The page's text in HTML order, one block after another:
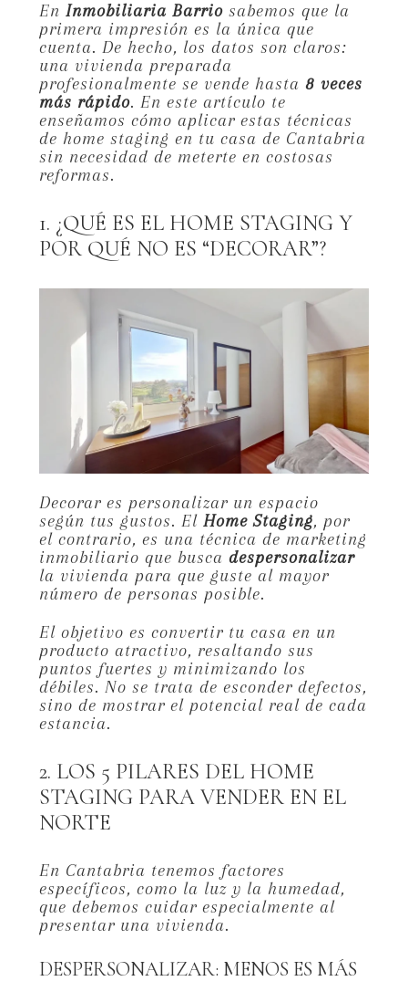
EnInmobiliaria Barrio sabemos que la
primera impresión es la única que
cuenta. De hecho, los datos son claros:
una vivienda preparada
profesionalmente se vende hasta8 veces
más rápido. En este artículo te
enseñamos cómo aplicar estas técnicas
de home staging en tu casa de Cantabria
sin necesidad de meterte en costosas
reformas.
1. ¿QUÉ ES EL HOME STAGING Y
POR QUÉ NO ES “DECORAR”?
Decorar es personalizar un espacio
según tus gustos. ElHome Staging, por
el contrario, es una técnica de marketing
inmobiliario que buscadespersonalizar
la vivienda para que guste al mayor
número de personas posible.
El objetivo es convertir tu casa en un
producto atractivo, resaltando sus
puntos fuertes y minimizando los
débiles. No se trata de esconder defectos,
sino de mostrar el potencial real de cada
estancia.
2. LOS 5 PILARES DEL HOME
STAGING PARA VENDER EN EL
NORTE
En Cantabria tenemos factores
específicos, como la luz y la humedad,
que debemos cuidar especialmente al
presentar una vivienda.
DESPERSONALIZAR: MENOS ES MÁS